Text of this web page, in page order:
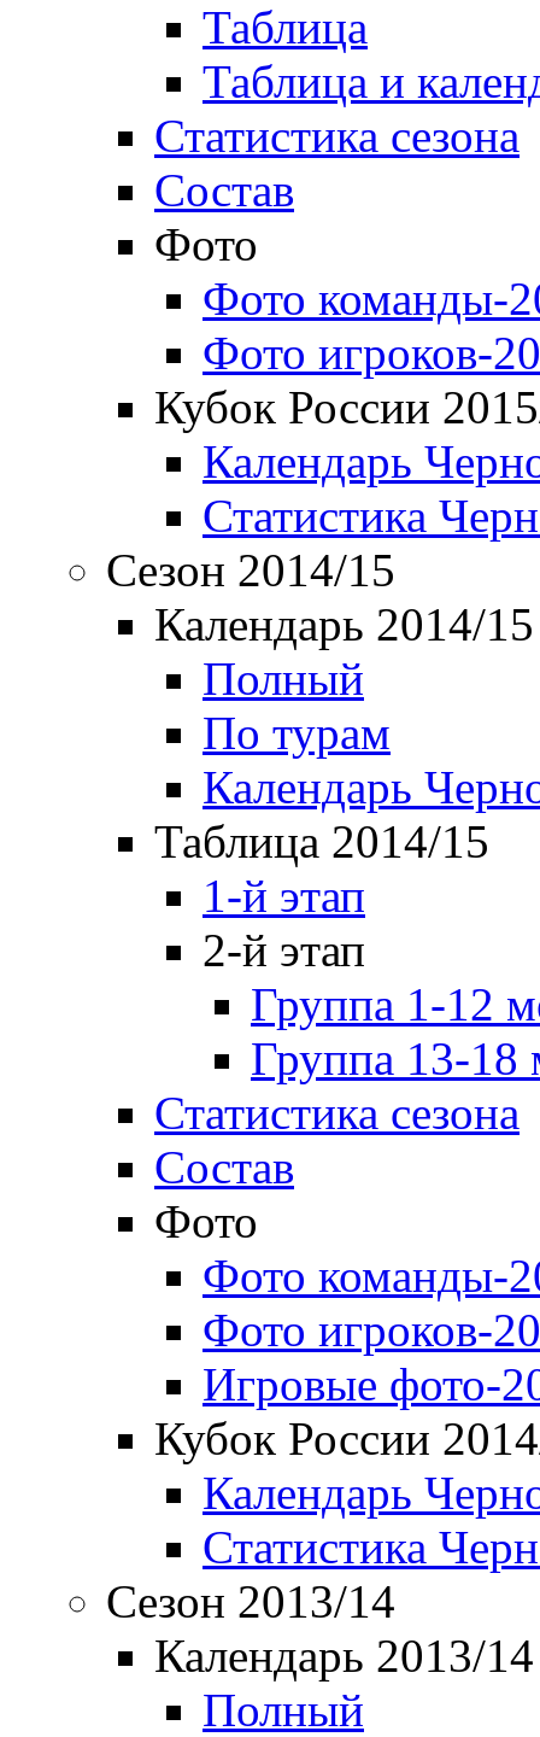
Таблица
Таблица и
Статистика сезона
Состав
Фото
Фото команды-
Фото игроков-
Кубок России
Календарь
Статистика
Сезон 2014/15
Календарь 2014/15
Полный
По турам
Календарь
Таблица 2014/15
1-й этап
2-й этап
Группа 1-12
Группа 13-18
Статистика сезона
Состав
Фото
Фото команды-
Фото игроков-
Игровые фото-
Кубок России
Календарь
Статистика
Сезон 2013/14
Календарь 2013/14
Полный